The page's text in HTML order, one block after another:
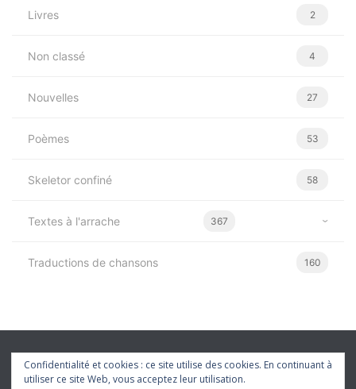
Livres 2
Non classé 4
Nouvelles 27
Poèmes 53
Skeletor confiné 58
Textes à l'arrache 367
Traductions de chansons 160
Confidentialité et cookies : ce site utilise des cookies. En continuant à
utiliser ce site Web, vous acceptez leur utilisation.